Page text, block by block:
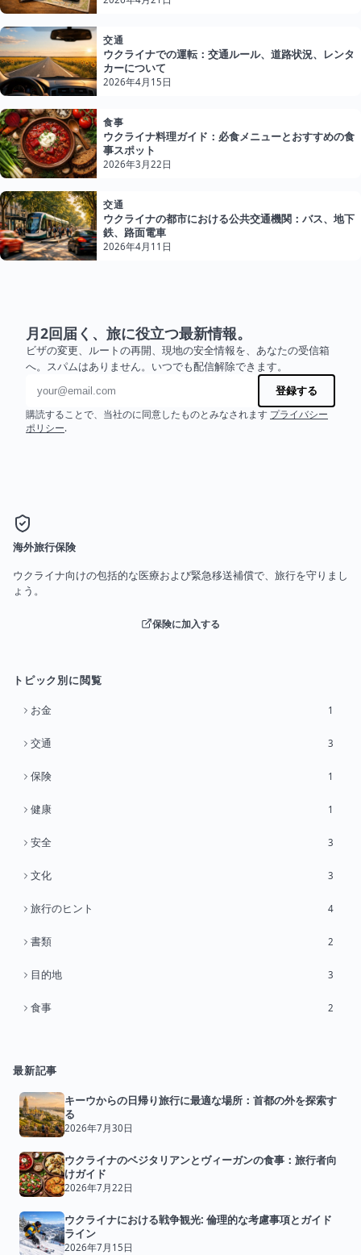
交通
ウクライナでの運転：交通ルール、道路状況、レンタ
カーについて
2026年4月15日
食事
ウクライナ料理ガイド：必食メニューとおすすめの食
事スポット
2026年3月22日
交通
ウクライナの都市における公共交通機関：バス、地下
鉄、路面電車
2026年4月11日
月2回届く、旅に役立つ最新情報。
ビザの変更、ルートの再開、現地の安全情報を、あなたの受信箱
へ。スパムはありません。いつでも配信解除できます。
メールアドレス
登録する
購読することで、当社のに同意したものとみなされます プライバシー
ポリシー.
海外旅行保険
ウクライナ向けの包括的な医療および緊急移送補償で、旅行を守りまし
ょう。
保険に加入する
トピック別に閲覧
お金 1
交通 3
保険 1
健康 1
安全 3
文化 3
旅行のヒント 4
書類 2
目的地 3
食事 2
最新記事
キーウからの日帰り旅行に最適な場所：首都の外を探索す
る
2026年7月30日
ウクライナのベジタリアンとヴィーガンの食事：旅行者向
けガイド
2026年7月22日
ウクライナにおける戦争観光: 倫理的な考慮事項とガイド
ライン
2026年7月15日